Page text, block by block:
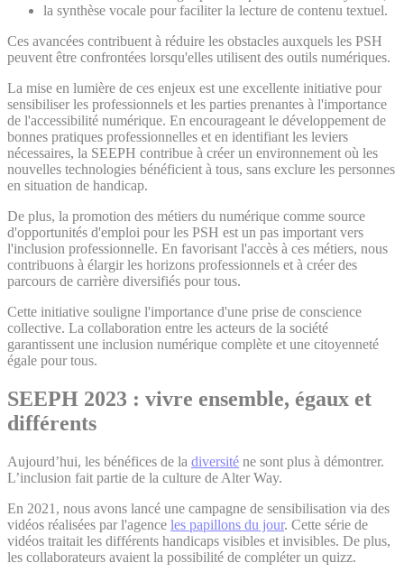
la synthèse vocale pour faciliter la lecture de contenu textuel.
Ces avancées contribuent à réduire les obstacles auxquels les PSH
peuvent être confrontées lorsqu'elles utilisent des outils numériques.
La mise en lumière de ces enjeux est une excellente initiative pour
sensibiliser les professionnels et les parties prenantes à l'importance
de l'accessibilité numérique. En encourageant le développement de
bonnes pratiques professionnelles et en identifiant les leviers
nécessaires, la SEEPH contribue à créer un environnement où les
nouvelles technologies bénéficient à tous, sans exclure les personnes
en situation de handicap.
De plus, la promotion des métiers du numérique comme source
d'opportunités d'emploi pour les PSH est un pas important vers
l'inclusion professionnelle. En favorisant l'accès à ces métiers, nous
contribuons à élargir les horizons professionnels et à créer des
parcours de carrière diversifiés pour tous.
Cette initiative souligne l'importance d'une prise de conscience
collective. La collaboration entre les acteurs de la société
garantissent une inclusion numérique complète et une citoyenneté
égale pour tous.
SEEPH 2023 : vivre ensemble, égaux et
différents
Aujourd’hui, les bénéfices de la diversité ne sont plus à démontrer.
L’inclusion fait partie de la culture de Alter Way.
En 2021, nous avons lancé une campagne de sensibilisation via des
vidéos réalisées par l'agence les papillons du jour. Cette série de
vidéos traitait les différents handicaps visibles et invisibles. De plus,
les collaborateurs avaient la possibilité de compléter un quizz.